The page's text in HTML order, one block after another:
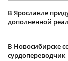
В Ярославле
дополненной
В Новосибирске
сурдопереводчик